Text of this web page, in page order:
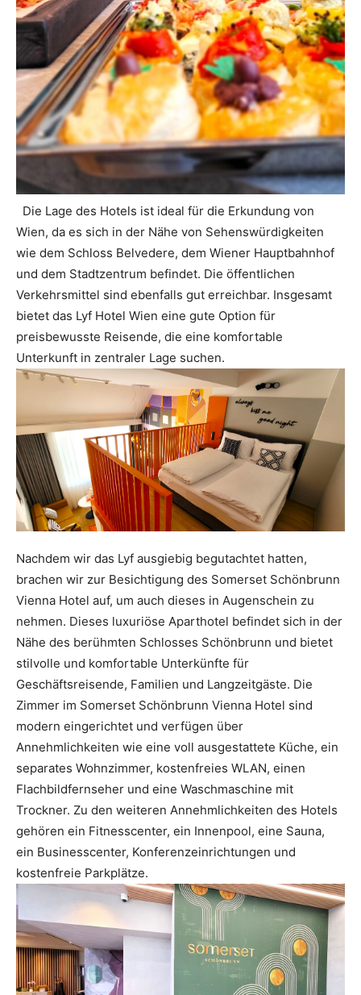
Die Lage des Hotels ist ideal für die Erkundung von
Wien, da es sich in der Nähe von Sehenswürdigkeiten
wie dem Schloss Belvedere, dem Wiener Hauptbahnhof
und dem Stadtzentrum befindet. Die öffentlichen
Verkehrsmittel sind ebenfalls gut erreichbar. Insgesamt
bietet das Lyf Hotel Wien eine gute Option für
preisbewusste Reisende, die eine komfortable
Unterkunft in zentraler Lage suchen.
Nachdem wir das Lyf ausgiebig begutachtet hatten,
brachen wir zur Besichtigung des Somerset Schönbrunn
Vienna Hotel auf, um auch dieses in Augenschein zu
nehmen. Dieses luxuriöse Aparthotel befindet sich in der
Nähe des berühmten Schlosses Schönbrunn und bietet
stilvolle und komfortable Unterkünfte für
Geschäftsreisende, Familien und Langzeitgäste. Die
Zimmer im Somerset Schönbrunn Vienna Hotel sind
modern eingerichtet und verfügen über
Annehmlichkeiten wie eine voll ausgestattete Küche, ein
separates Wohnzimmer, kostenfreies WLAN, einen
Flachbildfernseher und eine Waschmaschine mit
Trockner. Zu den weiteren Annehmlichkeiten des Hotels
gehören ein Fitnesscenter, ein Innenpool, eine Sauna,
ein Businesscenter, Konferenzeinrichtungen und
kostenfreie Parkplätze.